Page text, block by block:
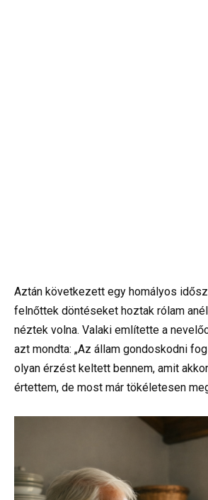
Aztán következett egy homályos
felnőttek döntéseket hoztak rólam
néztek volna. Valaki említette a
azt mondta: „Az állam gondoskodni
olyan érzést keltett bennem, amit
értettem, de most már tökéletesen